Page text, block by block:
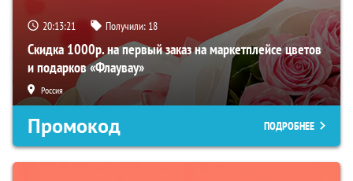
20:13:20 Получили: 18
Скидка 1000р. на первый заказ на маркетплейсе цветов
и подарков «Флаувау»
Россия
Промокод ПОДРОБНЕЕ